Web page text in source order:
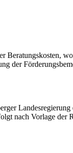
nach Vorlage der